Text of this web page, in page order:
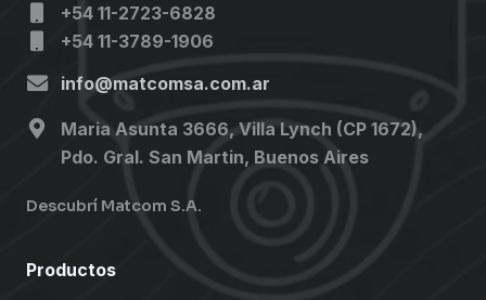
+54 11-2723-6828
+54 11-3789-1906
info@matcomsa.com.ar
Maria Asunta 3666, Villa Lynch (CP 1672),
Pdo. Gral. San Martin, Buenos Aires
Descubrí Matcom S.A.
Productos